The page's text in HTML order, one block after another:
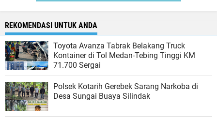
REKOMENDASI UNTUK ANDA
Toyota Avanza Tabrak Belakang Truck
Kontainer di Tol Medan-Tebing Tinggi KM
71.700 Sergai
Polsek Kotarih Gerebek Sarang Narkoba di
Desa Sungai Buaya Silindak